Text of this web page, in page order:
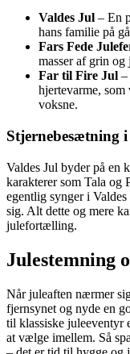
Valdes Jul – En
hans familie på
Fars Fede
masser af grin
Far til Fire Jul –
hjertevarme,
voksne.
Stjernebesætning
Valdes Jul byder på en
karakterer som Tala og
egentlig synger i
sig. Alt dette og mere
julefortælling.
Julestemning
Når juleaften nærmer
fjernsynet og nyde en
til klassiske juleeventyr
at vælge imellem. Så